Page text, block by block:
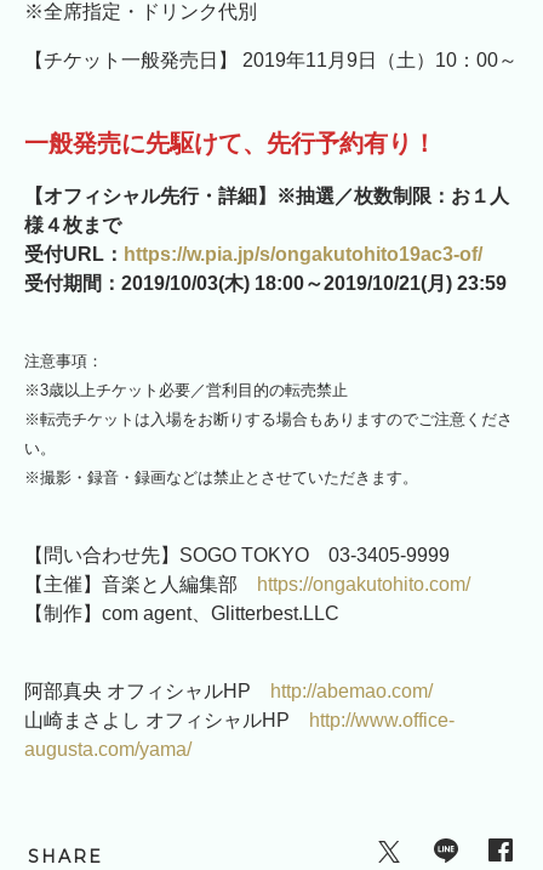
※全席指定・ドリンク代別
【チケット一般発売日】 2019年11月9日（土）10：00～
一般発売に先駆けて、先行予約有り！
【オフィシャル先行・詳細】※抽選／枚数制限：お１人
様４枚まで
受付URL： https://w.pia.jp/s/ongakutohito19ac3-of/
受付期間：2019/10/03(木) 18:00～2019/10/21(月) 23:59
注意事項：
※3歳以上チケット必要／営利目的の転売禁止
※転売チケットは入場をお断りする場合もありますのでご注意くださ
い。
※撮影・録音・録画などは禁止とさせていただきます。
【問い合わせ先】SOGO TOKYO 03-3405-9999
【主催】音楽と人編集部
https://ongakutohito.com/
【制作】com agent、Glitterbest.LLC
阿部真央 オフィシャルHP
http://abemao.com/
山崎まさよし オフィシャルHP
http://www.office-
augusta.com/yama/
SHARE